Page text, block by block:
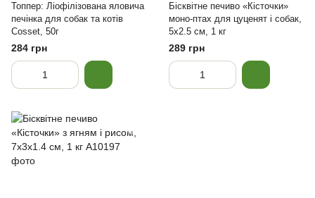
Топпер: Ліофілізована яловича
печінка для собак та котів
Cosset, 50г
284 грн
Бісквітне печиво «Кісточки»
моно-птах для цуценят і собак,
5x2.5 см, 1 кг
289 грн